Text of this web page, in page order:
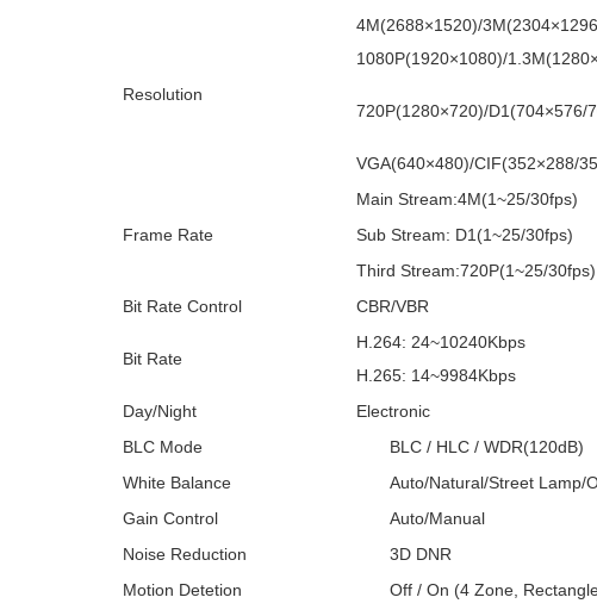
Resolution
4M(2688×1520)/
1080P(1920×1080)/
720P(1280×720)/D1(704×576/
VGA(640×480)/CIF(352×288/
Frame Rate
Main Stream:4M(1~25/30fps)
Sub Stream: D1(1~25/30fps)
Third Stream:720P(1~25/30fps)
Bit Rate Control
CBR/VBR
Bit Rate
H.264: 24~10240Kbps
H.265: 14~9984Kbps
Day/Night
Electronic
BLC Mode
BLC / HLC / WDR(120dB)
White Balance
Auto/Natural/Street Lamp/
Gain Control
Auto/Manual
Noise Reduction
3D DNR
Motion Detetion
Off / On (4 Zone,